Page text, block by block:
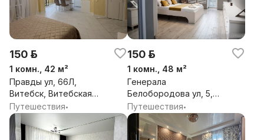
150 р.
1 комн., 42 м²
Правды ул, 66Л,
Витебск, Витебская
обл.
Путешествия•
150 р.
1 комн., 48 м²
Генерала
Белобородова ул, 5,
Витебск, Витебская
обл.
Путешествия•